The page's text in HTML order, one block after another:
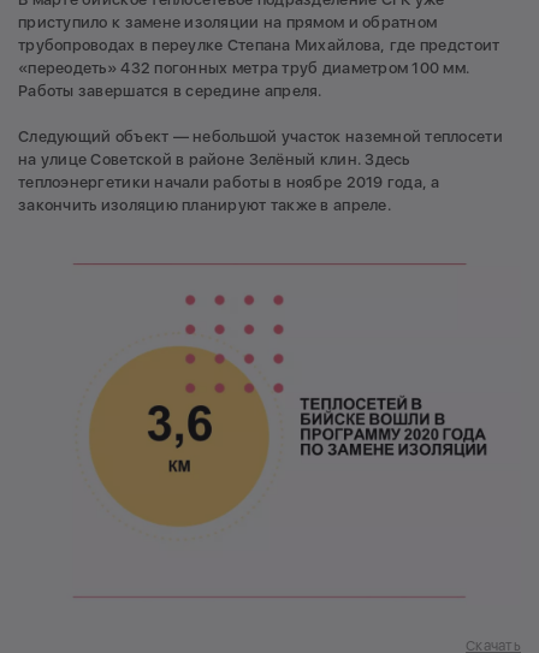
приступило к замене изоляции на прямом и обратном
трубопроводах в переулке Степана Михайлова, где предстоит
«переодеть» 432 погонных метра труб диаметром 100 мм.
Работы завершатся в середине апреля.
Следующий объект — небольшой участок наземной теплосети
на улице Советской в районе Зелёный клин. Здесь
теплоэнергетики начали работы в ноябре 2019 года, а
закончить изоляцию планируют также в апреле.
Скачать